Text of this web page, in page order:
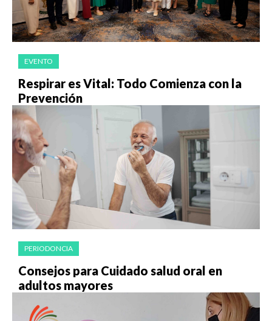
EVENTO
Respirar es Vital: Todo Comienza con la
Prevención
PERIODONCIA
Consejos para Cuidado salud oral en
adultos mayores